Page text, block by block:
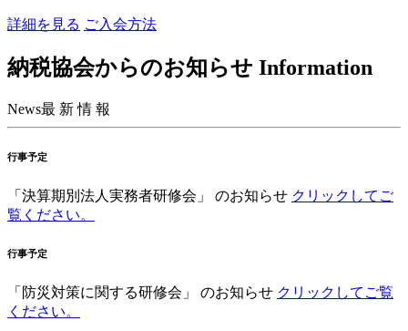
詳細を見る ご入会方法
納税協会からのお知らせ Information
News最 新 情 報
行事予定
「決算期別法人実務者研修会」 のお知らせ クリックしてご
覧ください。
行事予定
「防災対策に関する研修会」 のお知らせ クリックしてご覧
ください。